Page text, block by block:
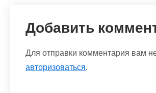
Добавить
Для отправки комментария вам
авторизоваться.